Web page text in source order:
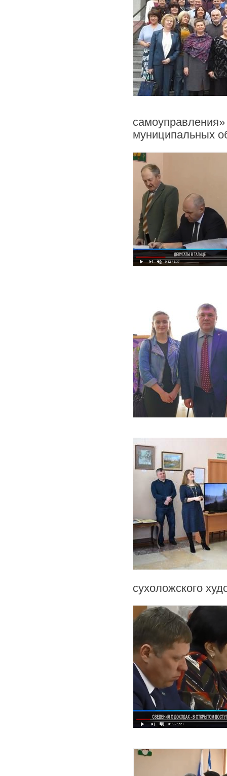
муниципальных
сухоложского